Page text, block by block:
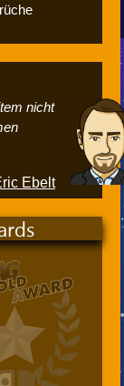
nicht
Ebelt